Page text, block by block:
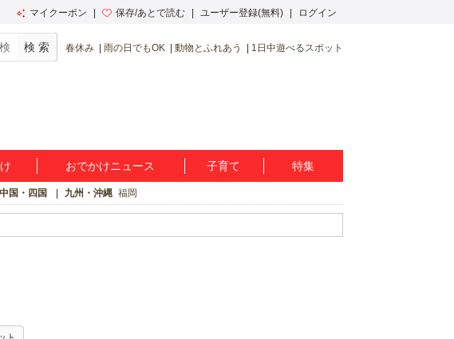
マイクーポン 保存/あとで読む ユーザー登録(無料) ログイン
春休み 雨の日でもOK 動物とふれあう 1日中遊べるスポット
おでかけニュース 子育て 特集
中国・四国 九州・沖縄 福岡